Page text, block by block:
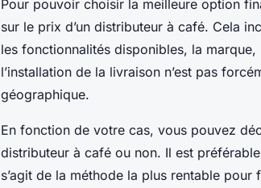
Pour pouvoir choisir la meilleure option
sur le prix d’un distributeur à café. Cela
les fonctionnalités disponibles, la
l’installation de la livraison n’est pas
géographique.
En fonction de votre cas, vous pouvez
distributeur à café ou non. Il est
s’agit de la méthode la plus rentable